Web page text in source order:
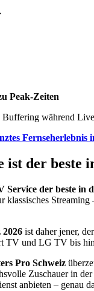
Peak-Zeiten
während
Fernseherlebnis
der beste
Service der beste in
klassisches Streaming
2026 ist daher jener,
TV und LG TV bis
Pro Schweiz
Zuschauer in
anbieten – genau